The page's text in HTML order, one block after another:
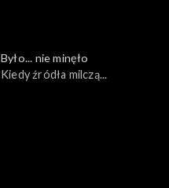
Było... nie minęło
Kiedy źródła milczą...